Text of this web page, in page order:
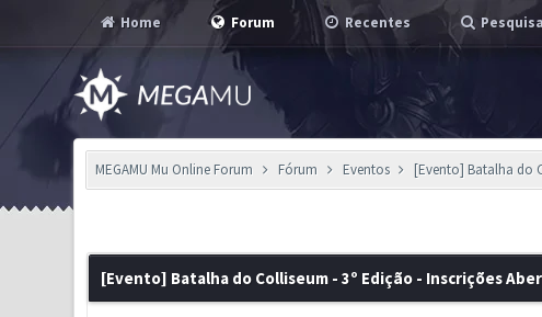
Home Forum Recentes
MEGAMU Mu Online Forum Fórum Eventos [Evento] Batalha do
[Evento] Batalha do Colliseum - 3º Edição - Inscrições